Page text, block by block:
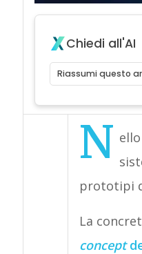
Chiedi all'AI
Riassumi questo
N
prototipi
La
concept